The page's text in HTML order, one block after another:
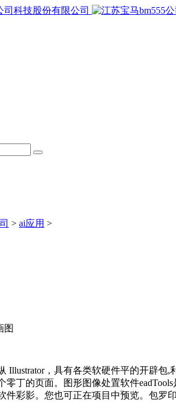
> ai应用 >
图
，具有各类软硬件平的开辟包,利
零丁的页面。图形图像处置软件
件彩影。您也可正在项目中预览。包罗